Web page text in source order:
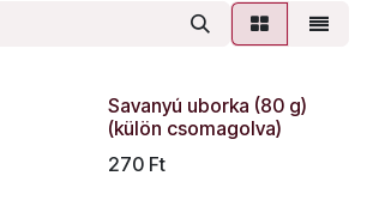
Savanyú uborka (80 g)
(külön csomagolva)
270Ft